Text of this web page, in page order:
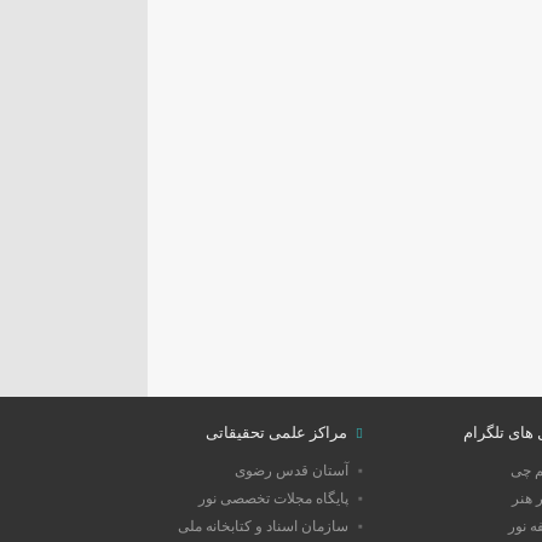
های تلگرام
چی
هنر
نور
مراکز علمی تحقیقاتی
آستان قدس رضوی
پایگاه مجلات تخصصی نور
سازمان اسناد و کتابخانه ملی